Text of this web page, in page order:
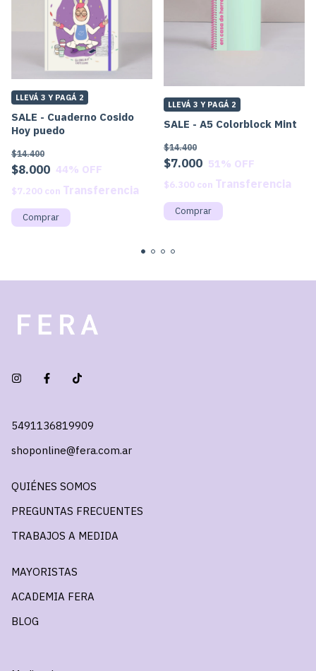
SALE - Cuaderno Cosido
Hoy puedo
$8.000
$14.400
44% OFF
LLEVÁ 3 Y PAGÁ 2
$7.200 con
SALE - A5 Colorblock Mint
$7.000
$14.400
51% OFF
LLEVÁ 3 Y PAGÁ 2
$6.300 con
5491136819909
shoponline@fera.com.ar
QUIÉNES SOMOS
PREGUNTAS FRECUENTES
TRABAJOS A MEDIDA
MAYORISTAS
ACADEMIA FERA
BLOG